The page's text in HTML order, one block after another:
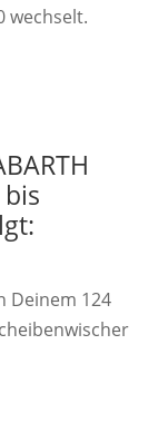
wechselt.
Deinem 124